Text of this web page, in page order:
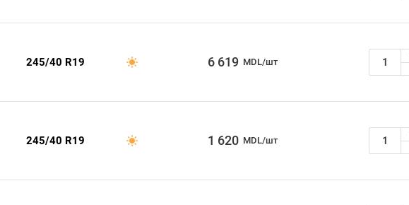
245/40 R19 6 619 MDL/шт
245/40 R19 1 620 MDL/шт